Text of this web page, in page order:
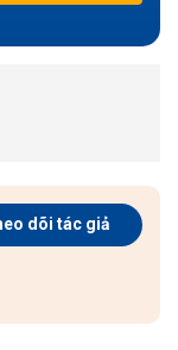
dõi tác giả